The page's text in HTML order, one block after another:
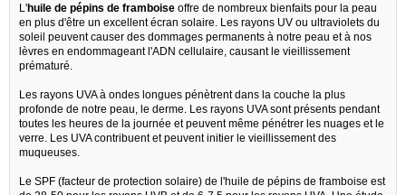
L'huile de pépins de framboise offre de nombreux bienfaits pour la peau
en plus d'être un excellent écran solaire. Les rayons UV ou ultraviolets du
soleil peuvent causer des dommages permanents à notre peau et à nos
lèvres en endommageant l'ADN cellulaire, causant le vieillissement
prématuré.
Les rayons UVA à ondes longues pénètrent dans la couche la plus
profonde de notre peau, le derme. Les rayons UVA sont présents pendant
toutes les heures de la journée et peuvent même pénétrer les nuages et le
verre. Les UVA contribuent et peuvent initier le vieillissement des
muqueuses.
Le SPF (facteur de protection solaire) de l'huile de pépins de framboise est